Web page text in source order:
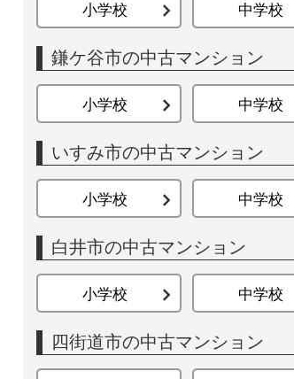
小学校 中学校
鎌ケ谷市の中古マンション
小学校 中学校
いすみ市の中古マンション
小学校 中学校
白井市の中古マンション
小学校 中学校
四街道市の中古マンション